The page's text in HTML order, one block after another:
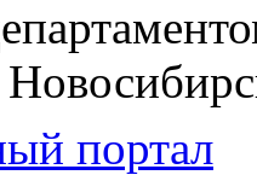
портал